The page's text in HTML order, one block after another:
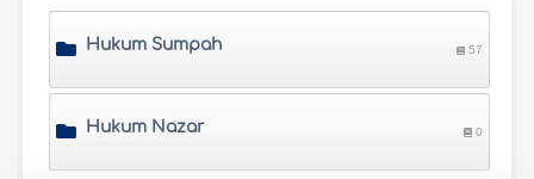
Hukum Sumpah 57
Hukum Nazar 0